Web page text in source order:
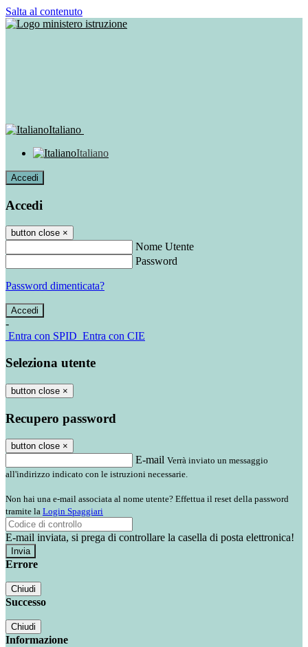
Salta al contenuto
Italiano
Italiano
Accedi
Accedi
button close ×
Nome Utente
Password
Password dimenticata?
-
Entra con SPID Entra con CIE
Seleziona utente
button close ×
Recupero password
button close ×
E-mail Verrà inviato un messaggio
all'indirizzo indicato con le istruzioni necessarie.
Non hai una e-mail associata al nome utente? Effettua il reset della password
tramite la Login Spaggiari
E-mail inviata, si prega di controllare la casella di posta elettronica!
Errore
Chiudi
Successo
Chiudi
Informazione